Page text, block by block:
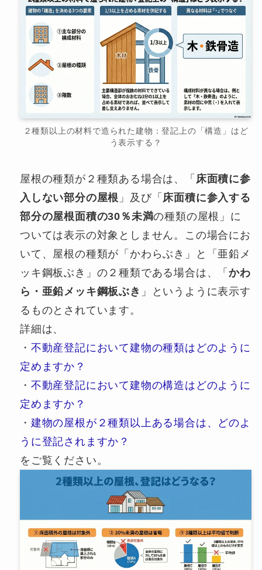
２種類以上の材料で造られた建物：登記上の「構造」はど
う表示する？
屋根の種類が２種類ある場合は、「 床面積に参
入しない部分の屋根 」及び「 床面積に参入する
部分の屋根面積の30％未満の種類の屋根」に
ついては表示の対象としません。この場合にお
いて、屋根の種類が「かわらぶき」と「亜鉛メ
ッキ鋼板ぶき」の２種類である場合は、「かわ
ら・亜鉛メッキ鋼板ぶき 」というように表示す
るものとされています。
詳細は、
・ 不動産登記において建物の種類はどのように
定めますか？
・ 不動産登記において建物の構造はどのように
定めますか？
・ 建物の屋根が２種類以上ある場合は、どのよ
うに登記されますか？
をご覧ください。